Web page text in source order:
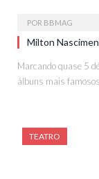
POR BBMAG
Milton
Marcando quase 5
álbuns mais famosos
TEATRO